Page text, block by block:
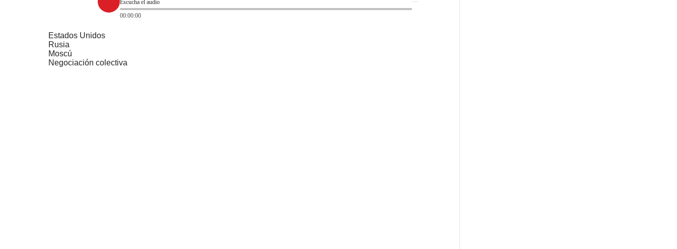
Escucha el audio
00:00:00
Estados Unidos
Rusia
Moscú
Negociación colectiva